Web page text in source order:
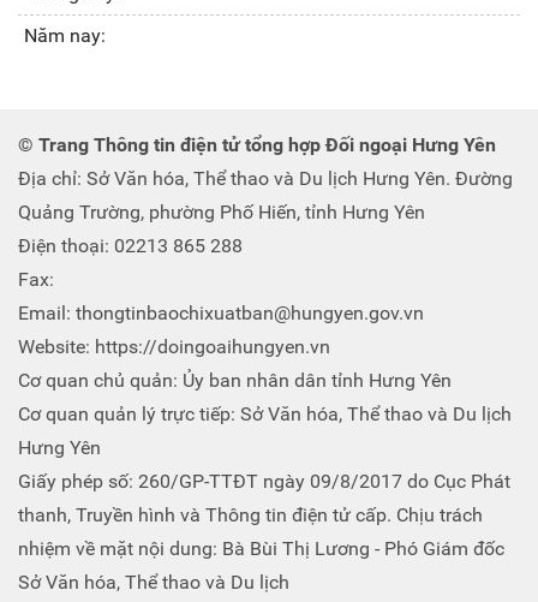
Năm nay:
© Trang Thông tin điện tử tổng hợp Đối ngoại Hưng Yên
Địa chỉ: Sở Văn hóa, Thể thao và Du lịch Hưng Yên. Đường
Quảng Trường, phường Phố Hiến, tỉnh Hưng Yên
Điện thoại: 02213 865 288
Fax:
Email: thongtinbaochixuatban@hungyen.gov.vn
Website: https://doingoaihungyen.vn
Cơ quan chủ quản: Ủy ban nhân dân tỉnh Hưng Yên
Cơ quan quản lý trực tiếp: Sở Văn hóa, Thể thao và Du lịch
Hưng Yên
Giấy phép số: 260/GP-TTĐT ngày 09/8/2017 do Cục Phát
thanh, Truyền hình và Thông tin điện tử cấp. Chịu trách
nhiệm về mặt nội dung: Bà Bùi Thị Lương - Phó Giám đốc
Sở Văn hóa, Thể thao và Du lịch